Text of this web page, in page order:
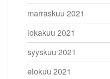
marraskuu 2021
lokakuu 2021
syyskuu 2021
elokuu 2021